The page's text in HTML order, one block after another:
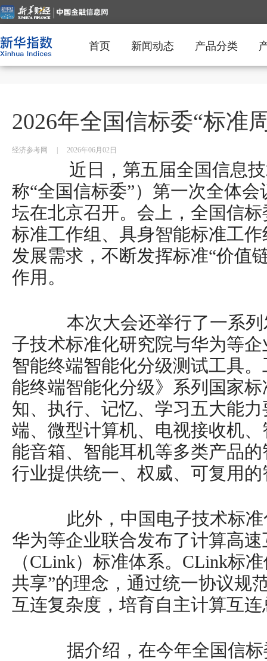
首页 新闻动态 产品分类
2026年全国信标委“标准
经济参考网 2026年06月02日
近日，第五届全国信息技
称“全国信标委”）第一次全体会
坛在北京召开。会上，全国信
标准工作组、具身智能标准工
发展需求，不断发挥标准“价值
作用。
本次大会还举行了一系列
子技术标准化研究院与华为等
智能终端智能化分级测试工具
能终端智能化分级》系列国家
知、执行、记忆、学习五大能
端、微型计算机、电视接收机
能音箱、智能耳机等多类产品
行业提供统一、权威、可复用
此外，中国电子技术标准
华为等企业联合发布了计算高
（CLink）标准体系。CLink标
共享”的理念，通过统一协议规
互连复杂度，培育自主计算互
据介绍，在今年全国信标